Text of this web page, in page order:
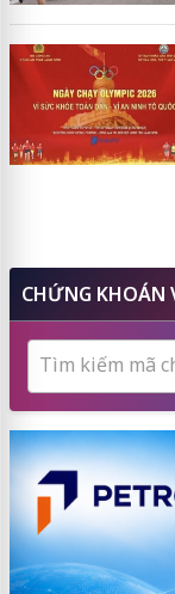
CHỨNG KHOÁN
Tìm kiếm mã